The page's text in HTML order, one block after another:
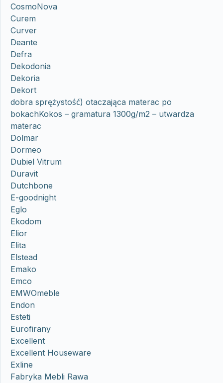
CosmoNova
Curem
Curver
Deante
Defra
Dekodonia
Dekoria
Dekort
dobra sprężystość) otaczająca materac po
bokachKokos – gramatura 1300g/m2 – utwardza
materac
Dolmar
Dormeo
Dubiel Vitrum
Duravit
Dutchbone
E-goodnight
Eglo
Ekodom
Elior
Elita
Elstead
Emako
Emco
EMWOmeble
Endon
Esteti
Eurofirany
Excellent
Excellent Houseware
Exline
Fabryka Mebli Rawa